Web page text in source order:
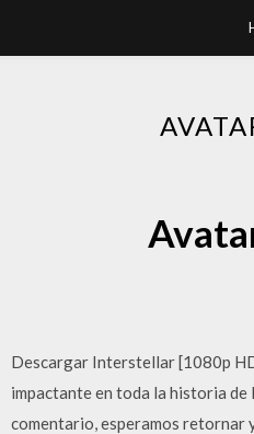
Descargar Interstellar [1080p
impactante en toda la historia de
comentario, esperamos retornar